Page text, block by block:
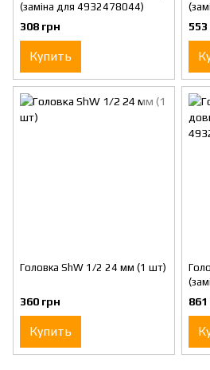
(заміна для 4932478044)
308 грн
Купить
553
Головка ShW 1/2 24 мм (1 шт)
360 грн
Купить
861